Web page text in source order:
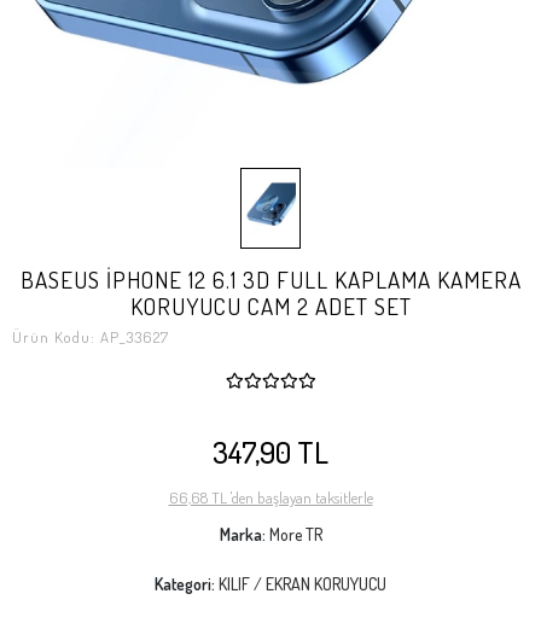
BASEUS İPHONE 12 6.1 3D FULL KAPLAMA KAMERA
KORUYUCU CAM 2 ADET SET
Ürün Kodu: AP_33627
347,90 TL
66,68 TL 'den başlayan taksitlerle
Marka: More TR
Kategori: KILIF / EKRAN KORUYUCU